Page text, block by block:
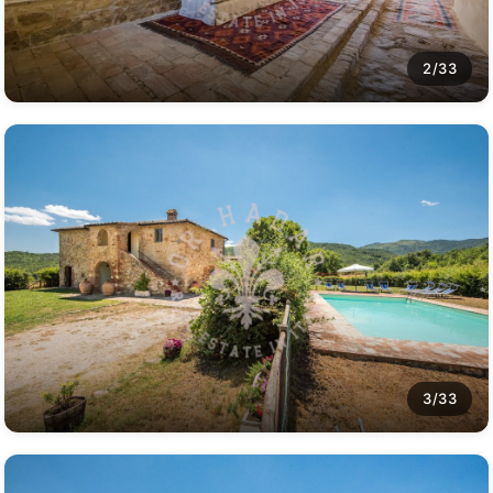
2/33
3/33